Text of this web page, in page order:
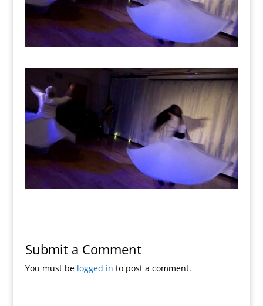
Submit a Comment
You must be logged in to post a comment.